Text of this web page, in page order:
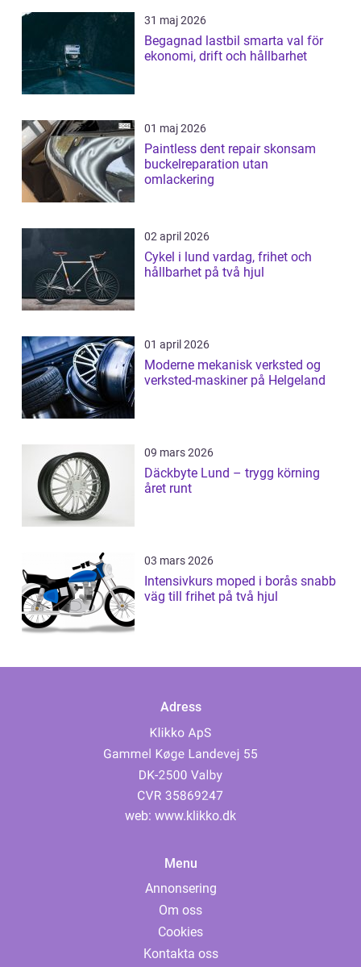
31 maj 2026
Begagnad lastbil smarta val för
ekonomi, drift och hållbarhet
01 maj 2026
Paintless dent repair skonsam
buckelreparation utan
omlackering
02 april 2026
Cykel i lund vardag, frihet och
hållbarhet på två hjul
01 april 2026
Moderne mekanisk verksted og
verksted-maskiner på Helgeland
09 mars 2026
Däckbyte Lund – trygg körning
året runt
03 mars 2026
Intensivkurs moped i borås snabb
väg till frihet på två hjul
Adress
web: www.klikko.dk
Menu
Annonsering
Om oss
Cookies
Kontakta oss